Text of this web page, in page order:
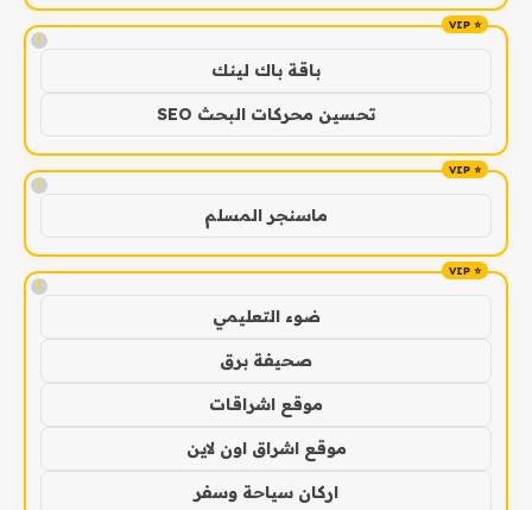
!
باقة باك لينك
تحسين محركات البحث SEO
!
ماسنجر المسلم
!
ضوء التعليمي
صحيفة برق
موقع اشراقات
موقع اشراق اون لاين
اركان سياحة وسفر